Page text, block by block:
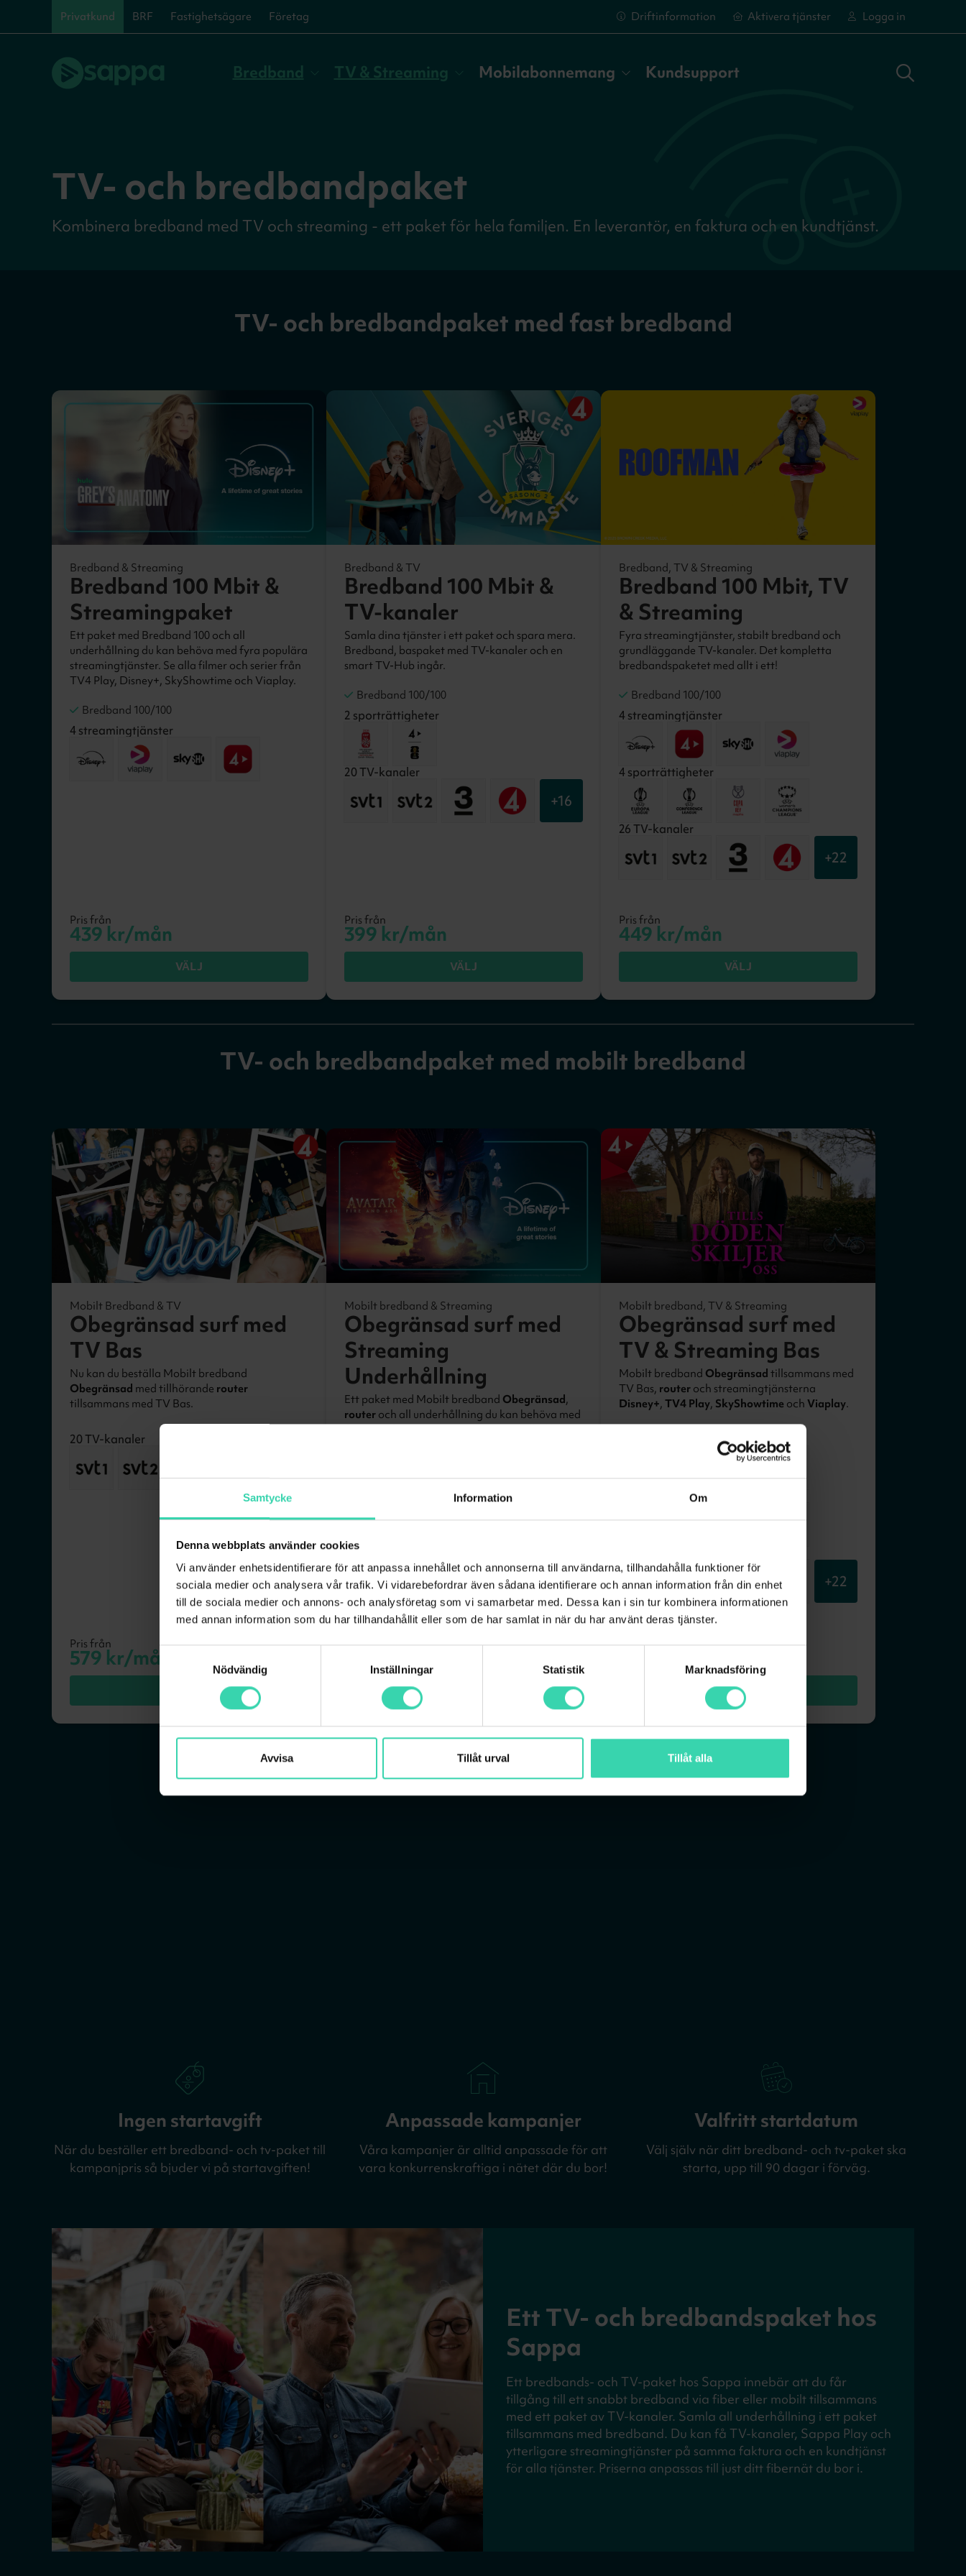
Samtycke Information Om
Denna webbplats använder cookies
Vi använder enhetsidentifierare för att anpassa innehållet och annonserna till användarna, tillhandahålla funktioner för
sociala medier och analysera vår trafik. Vi vidarebefordrar även sådana identifierare och annan information från din enhet
till de sociala medier och annons- och analysföretag som vi samarbetar med. Dessa kan i sin tur kombinera informationen
med annan information som du har tillhandahållit eller som de har samlat in när du har använt deras tjänster.
Samtyckesval
Nödvändig
Inställningar Statistik Marknadsföring
Avvisa Tillåt urval Tillåt alla
Privatkund BRF Fastighetsägare Företag Driftinformation Aktivera tjänster Logga in
Aktivera tjänster
Bredband TV & Streaming Mobilabonnemang Kundsupport
TV- och bredbandpaket
Kombinera bredband med TV och streaming - ett paket för hela familjen. En leverantör, en faktura och en kundtjänst.
TV- och bredbandpaket med fast bredband
Bredband & Streaming
Bredband 100 Mbit &
Streamingpaket
Ett paket med Bredband 100 och all
underhållning du kan behöva med fyra populära
streamingtjänster. Se alla filmer och serier från
TV4 Play, Disney+, SkyShowtime och Viaplay.
Bredband 100/100
4 streamingtjänster
Pris från
439 kr/mån
VÄLJ
Bredband & TV
Bredband 100 Mbit &
TV-kanaler
Samla dina tjänster i ett paket och spara mera.
Bredband, baspaket med TV-kanaler och en
smart TV-Hub ingår.
Bredband 100/100
2 sporträttigheter
20TV-kanaler
+16
Pris från
399 kr/mån
VÄLJ
Bredband, TV & Streaming
Bredband 100 Mbit, TV
& Streaming
Fyra streamingtjänster, stabilt bredband och
grundläggande TV-kanaler. Det kompletta
bredbandspaketet med allt i ett!
Bredband 100/100
4 streamingtjänster
4 sporträttigheter
26TV-kanaler
+22
Pris från
449 kr/mån
VÄLJ
TV- och bredbandpaket med mobilt bredband
Mobilt Bredband & TV
Obegränsad surf med
TV Bas
Nu kan du beställa Mobilt bredband
Obegränsad med tillhörande router
tillsammans med TV Bas.
20TV-kanaler
Pris från
579 kr/mån
Mobilt bredband & Streaming
Obegränsad surf med
Streaming
Underhållning
Ett paket med Mobilt bredband Obegränsad,
router och all underhållning du kan behöva med
fyra populära streamingtjänster. Se alla filmer
4streamingtjänster
Pris från
Mobilt bredband, TV & Streaming
Obegränsad surf med
TV & Streaming Bas
Mobilt bredband Obegränsad tillsammans med
TV Bas, router och streamingtjänsterna
Disney+, TV4 Play, SkyShowtime och Viaplay.
streamingtjänster
sporträttigheter
+22
Pris från
VÄLJ
Vad säger våra kunder om våra bredbandspaket
Ingen startavgift
När du beställer ett bredband- och tv-paket till
kampanjpris så bjuder vi på startavgiften!
Anpassade kampanjer
Våra kampanjer är alltid anpassade för att
vara konkurrenskraftiga i nätet där du bor!
Valfritt startdatum
Välj själv när ditt bredband- och tv-paket ska
starta, upp till 90 dagar i förväg.
Ett TV- och bredbandspaket hos
Sappa
Ett bredbands- och TV-paket hos Sappa innebär att du får
tillgång till ett snabbt bredband via fiber eller mobilt tillsammans
med ett paket av TV-kanaler. Samla all underhållning i ett paket
tillsammans med bredband. Du kan få TV-kanaler, Sappa Play och
ytterligare streamingtjänster på samma faktura och en kundtjänst
för alla tjänster. Priserna anpassas till just ditt fibernät du bor i.